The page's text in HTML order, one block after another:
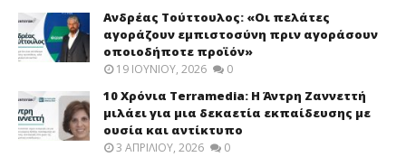
Ανδρέας Τούττουλος: «Οι πελάτες
αγοράζουν εμπιστοσύνη πριν αγοράσουν
οποιοδήποτε προϊόν»
19 ΙΟΥΝΊΟΥ, 2026 0
10 Χρόνια Terramedia: Η Άντρη Ζαννεττή
μιλάει για μια δεκαετία εκπαίδευσης με
ουσία και αντίκτυπο
3 ΑΠΡΙΛΊΟΥ, 2026 0